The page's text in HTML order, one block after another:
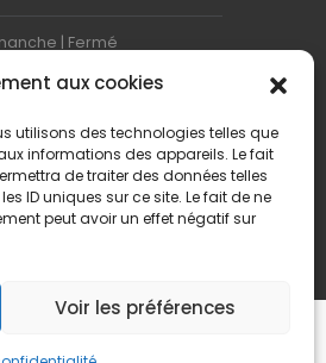
aux cookies
utilisons des technologies telles que
informations des appareils. Le fait
de traiter des données telles
ID uniques sur ce site. Le fait de ne
peut avoir un effet négatif sur
Voir les préférences
| Fermé